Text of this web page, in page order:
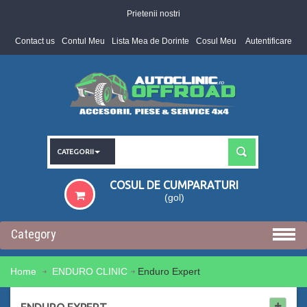
Prietenii nostri
Contact us Contul Meu Lista Mea de Dorinte Cosul Meu Autentificare
CATEGORII
COSUL DE CUMPARATURI
(gol)
Category
Home ENDURO CLINIC Enduro Expert